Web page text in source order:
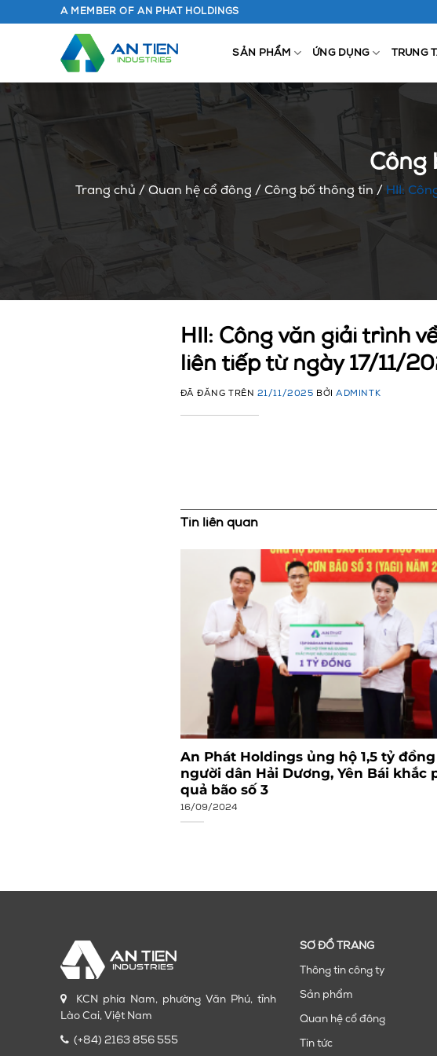
A MEMBER OF AN PHAT HOLDINGS
SẢN PHẨM ỨNG DỤNG TRUNG
Công
Trang chủ / Quan hệ cổ đông / Công bố thông tin / HII:
HII: Công văn giải trình
liên tiếp từ ngày 17/11/
ĐÃ ĐĂNG TRÊN 21/11/2025 BỞIADMINTK
Tin liên quan
An Phát Holdings ủng hộ 1,5 tỷ
người dân Hải Dương, Yên Bái khắc
quả bão số 3
16/09/2024
KCN phía Nam, phường Văn Phú, tỉnh
Lào Cai, Việt Nam
(+84) 2163 856 555
SƠ ĐỒ TRANG
Thông tin công ty
Sản phẩm
Quan hệ cổ đông
Tin tức